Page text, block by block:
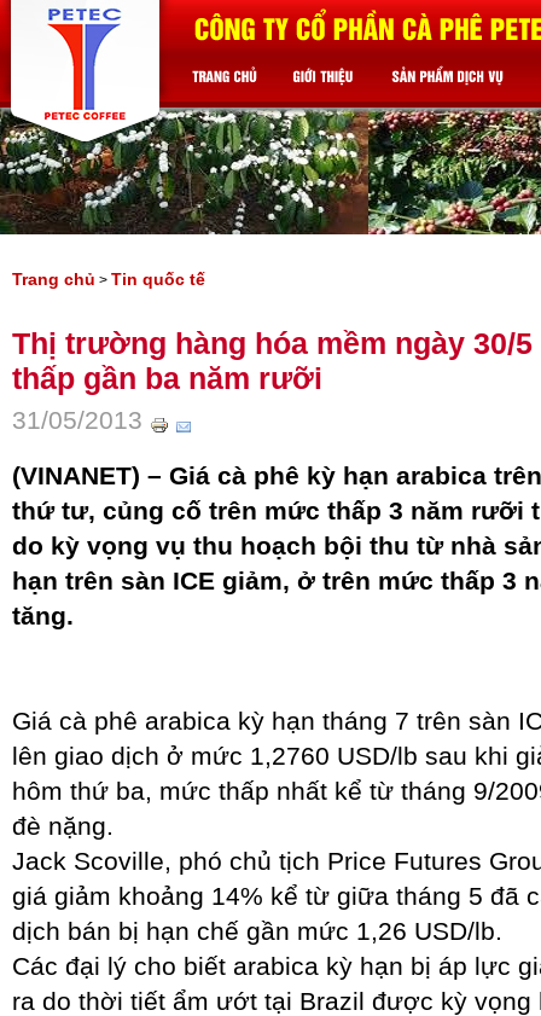
Trang chủ > Tin quốc tế
Thị trường hàng hóa mềm ngày 30/
thấp gần ba năm rưỡi
31/05/2013
(VINANET) – Giá cà phê kỳ hạn arabica
thứ tư, củng cố trên mức thấp 3 năm rưỡi
do kỳ vọng vụ thu hoạch bội thu từ nhà
hạn trên sàn ICE giảm, ở trên mức thấp 3
tăng.
Giá cà phê arabica kỳ hạn tháng 7 trên sàn
lên giao dịch ở mức 1,2760 USD/lb sau khi
hôm thứ ba, mức thấp nhất kể từ tháng 9/
đè nặng.
Jack Scoville, phó chủ tịch Price Futures
giá giảm khoảng 14% kể từ giữa tháng 5 đã
dịch bán bị hạn chế gần mức 1,26 USD/lb.
Các đại lý cho biết arabica kỳ hạn bị áp lực
ra do thời tiết ẩm ướt tại Brazil được kỳ